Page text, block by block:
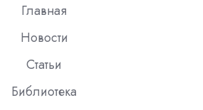
Главная
Новости
Статьи
Библиотека